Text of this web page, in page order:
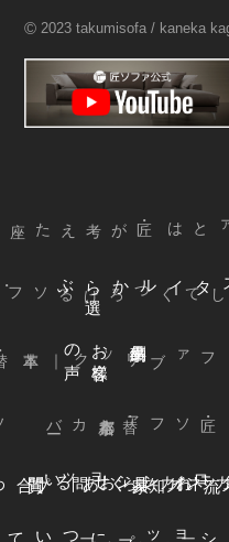
© 2023 takumisofa / kaneka
・匠ソファとは
ス
ぶ
お
客様
の
声
ー
お届けまでの流れ
ウェブカタログ
オンラインショップ お知らせ
オンラインショップについて